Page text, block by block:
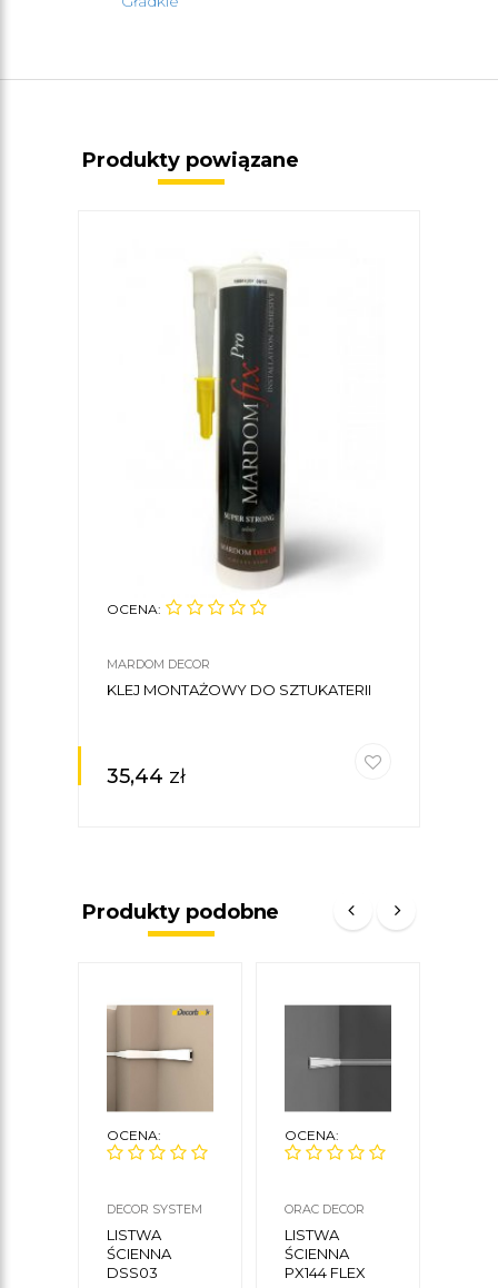
Produkty powiązane
OCENA:
MARDOM DECOR
KLEJ MONTAŻOWY DO SZTUKATERII
35,44 zł
Produkty podobne
OCENA:
DECOR SYSTEM
MECH
LISTWA
ŚCIENNA
DSS03
OCENA:
ORAC DECOR
LISTWA
ŚCIENNA
PX144 FLEX